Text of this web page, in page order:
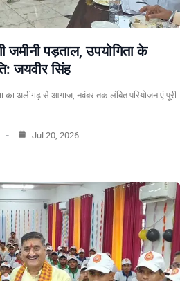
जमीनी पड़ताल, उपयोगिता के
जयवीर सिंह
का अलीगढ़ से आगाज, नवंबर तक लंबित परियोजनाएं पूरी
Jul 20, 2026